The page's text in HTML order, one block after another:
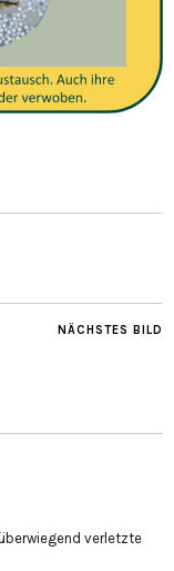
NÄCHSTES BILD
verletzte